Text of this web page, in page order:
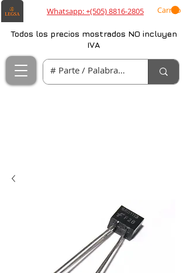
Whatsapp: +(505) 8816-2805 Carrito
Todos los precios mostrados NO incluyen
IVA